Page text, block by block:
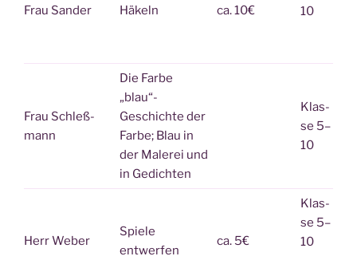
Frau San­der Häkeln ca. 10€
10
Frau Schleß­
mann
Die Far­be
„blau“-
Geschich­te der
Far­be; Blau in
der Male­rei und
in Gedichten
Klas­
se 5–
10
Herr Weber
Spie­le
entwerfen
ca. 5€
Klas­
se 5–
10